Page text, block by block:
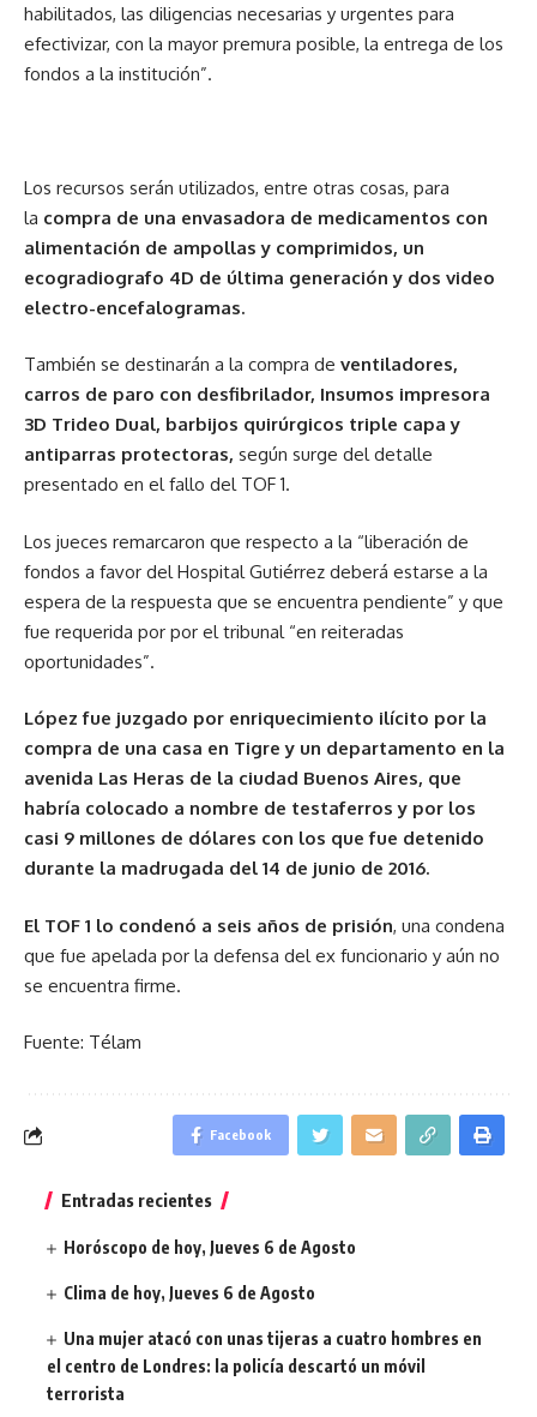
habilitados, las diligencias necesarias y urgentes para
efectivizar, con la mayor premura posible, la entrega de los
fondos a la institución”.
Los recursos serán utilizados, entre otras cosas, para
la compra de una envasadora de medicamentos con
alimentación de ampollas y comprimidos, un
ecogradiografo 4D de última generación y dos video
electro-encefalogramas.
También se destinarán a la compra de ventiladores,
carros de paro con desfibrilador, Insumos impresora
3D Trideo Dual, barbijos quirúrgicos triple capa y
antiparras protectoras, según surge del detalle
presentado en el fallo del TOF 1.
Los jueces remarcaron que respecto a la “liberación de
fondos a favor del Hospital Gutiérrez deberá estarse a la
espera de la respuesta que se encuentra pendiente” y que
fue requerida por por el tribunal “en reiteradas
oportunidades”.
López fue juzgado por enriquecimiento ilícito por la
compra de una casa en Tigre y un departamento en la
avenida Las Heras de la ciudad Buenos Aires, que
habría colocado a nombre de testaferros y por los
casi 9 millones de dólares con los que fue detenido
durante la madrugada del 14 de junio de 2016.
El TOF 1 lo condenó a seis años de prisión, una condena
que fue apelada por la defensa del ex funcionario y aún no
se encuentra firme.
Fuente: Télam
Facebook
Entradas recientes
Horóscopo de hoy, Jueves 6 de Agosto
Clima de hoy, Jueves 6 de Agosto
Una mujer atacó con unas tijeras a cuatro hombres en
el centro de Londres: la policía descartó un móvil
terrorista